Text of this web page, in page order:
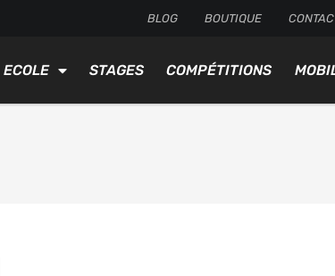
BLOG BOUTIQUE
ECOLE STAGES COMPÉTITIONS